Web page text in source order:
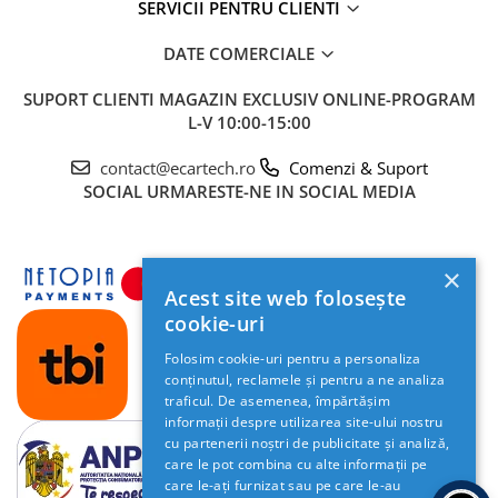
SERVICII PENTRU CLIENTI
DATE COMERCIALE
SUPORT CLIENTI MAGAZIN EXCLUSIV ONLINE-PROGRAM
L-V 10:00-15:00
contact@ecartech.ro
Comenzi & Suport
SOCIAL URMARESTE-NE IN SOCIAL MEDIA
×
Acest site web folosește
cookie-uri
Folosim cookie-uri pentru a personaliza
conținutul, reclamele și pentru a ne analiza
traficul. De asemenea, împărtășim
informații despre utilizarea site-ului nostru
cu partenerii noștri de publicitate și analiză,
care le pot combina cu alte informații pe
care le-ați furnizat sau pe care le-au